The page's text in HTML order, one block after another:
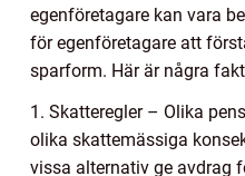
egenföretagare kan vara
för egenföretagare att
sparform. Här är några
1. Skatteregler – Olika
olika skattemässiga
vissa alternativ ge avdrag